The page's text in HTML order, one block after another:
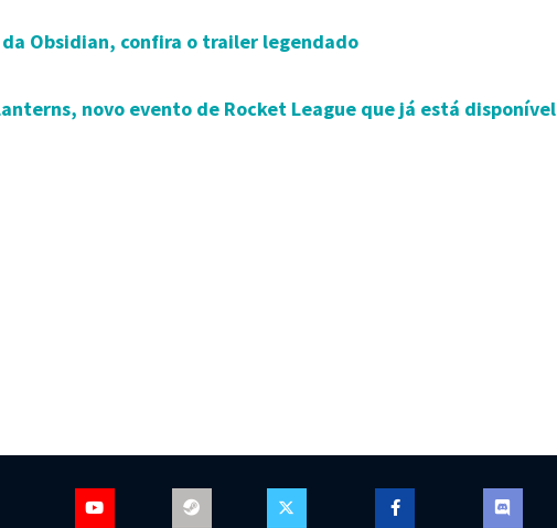
da Obsidian, confira o trailer legendado
novo evento de Rocket League que já está disponível